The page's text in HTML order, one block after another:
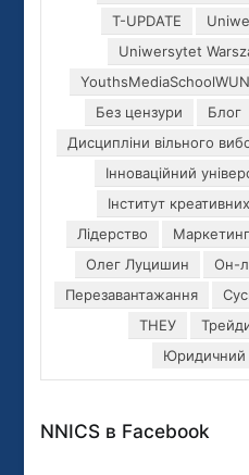
T-UPDATE
Uniwersytet
Без цензури
Блог
Дисципліни вільного
Інноваційний
Інститут
Лідерство
Маркетинг
Олег Луцишин
Он-
Перезавантажання
ТНЕУ
Юридичний
NNICS в Facebook